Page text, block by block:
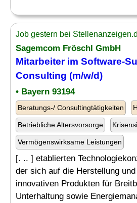
Job gestern bei
Sagemcom Fröschl GmbH
Mitarbeiter im Software-
Consulting (m/w/d)
• Bayern 93194
Beratungs-/ Consultingtätigkeiten
Betriebliche Altersvorsorge
Vermögenswirksame Leistungen
[. .. ] etablierten
der sich auf die Herstellung
innovativen Produkten für
Unterhaltung sowie